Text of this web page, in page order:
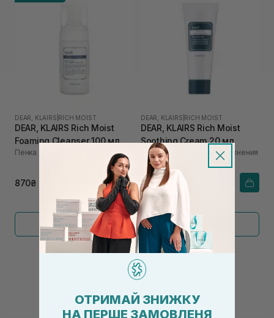
DEAR, KLAIRS RICH MOIST
DEAR, KLAIRS Rich Moist
Foaming Cleanser 100 мл
Пенка для умывания
870₴
DEAR, KLAIRS RICH MOIST
DEAR, KLAIRS Rich Moist
Soothing Cream 20 мл
Крем для глубокого увлажнения
кожи
405₴
Показать больше
1 2
ОТРИМАЙ ЗНИЖКУ
НА ПЕРШЕ ЗАМОВЛЕНЯ